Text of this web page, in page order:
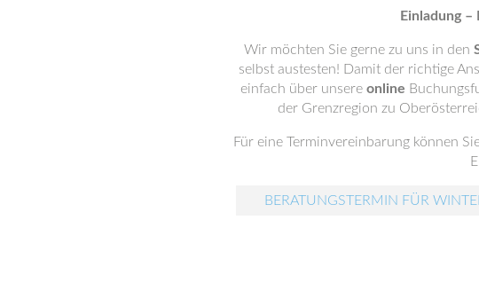
Einladung
Wir möchten Sie gerne zu uns in den
selbst austesten! Damit der richtige
einfach über unsere online
der Grenzregion zu
Für eine Terminvereinbarung können
BERATUNGSTERMIN FÜR